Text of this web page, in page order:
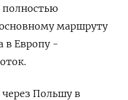
полностью
маршруту
в Европу -
через Польшу в